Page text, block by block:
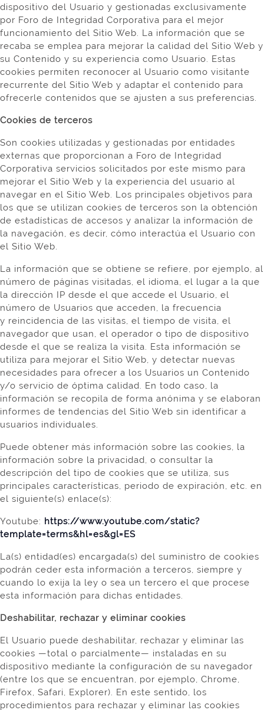
dispositivo del Usuario y gestionadas exclusivamente
por Foro de Integridad Corporativa para el mejor
funcionamiento del Sitio Web. La información que se
recaba se emplea para mejorar la calidad del Sitio Web y
su Contenido y su experiencia como Usuario. Estas
cookies permiten reconocer al Usuario como visitante
recurrente del Sitio Web y adaptar el contenido para
ofrecerle contenidos que se ajusten a sus preferencias.
Cookies de terceros
Son cookies utilizadas y gestionadas por entidades
externas que proporcionan a Foro de Integridad
Corporativa servicios solicitados por este mismo para
mejorar el Sitio Web y la experiencia del usuario al
navegar en el Sitio Web. Los principales objetivos para
los que se utilizan cookies de terceros son la obtención
de estadísticas de accesos y analizar la información de
la navegación, es decir, cómo interactúa el Usuario con
el Sitio Web.
La información que se obtiene se refiere, por ejemplo, al
número de páginas visitadas, el idioma, el lugar a la que
la dirección IP desde el que accede el Usuario, el
número de Usuarios que acceden, la frecuencia
y reincidencia de las visitas, el tiempo de visita, el
navegador que usan, el operador o tipo de dispositivo
desde el que se realiza la visita. Esta información se
utiliza para mejorar el Sitio Web, y detectar nuevas
necesidades para ofrecer a los Usuarios un Contenido
y/o servicio de óptima calidad. En todo caso, la
información se recopila de forma anónima y se elaboran
informes de tendencias del Sitio Web sin identificar a
usuarios individuales.
Puede obtener más información sobre las cookies, la
información sobre la privacidad, o consultar la
descripción del tipo de cookies que se utiliza, sus
principales características, periodo de expiración, etc. en
el siguiente(s) enlace(s):
Youtube: https://www.youtube.com/static?
template=terms&hl=es&gl=ES
La(s) entidad(es) encargada(s) del suministro de cookies
podrán ceder esta información a terceros, siempre y
cuando lo exija la ley o sea un tercero el que procese
esta información para dichas entidades.
Deshabilitar, rechazar y eliminar cookies
El Usuario puede deshabilitar, rechazar y eliminar las
cookies —total o parcialmente— instaladas en su
dispositivo mediante la configuración de su navegador
(entre los que se encuentran, por ejemplo, Chrome,
Firefox, Safari, Explorer). En este sentido, los
procedimientos para rechazar y eliminar las cookies